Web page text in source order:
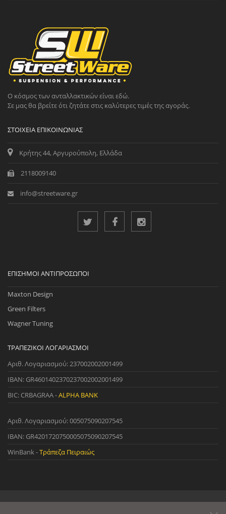
Ο κόσμος των ανταλλακτικών είναι εδώ.
Σε μας θα βρείτε ότι ζητάτε στις καλύτερες τιμές της αγοράς.
ΣΤΟΙΧΕΊΑ ΕΠΙΚΟΙΝΩΝΊΑΣ
Κρήτης 44, Αργυρούπολη, Ελλάδα
2118009140
info@streetware.gr
ΕΠΊΣΗΜΟΙ ΑΝΤΙΠΡΌΣΩΠΟΙ
Maxton Design
Green Filters
Wagner Tuning
ΤΡΑΠΕΖΙΚΟΊ ΛΟΓΑΡΙΑΣΜΟΊ
Αριθ. Λογαριασμού: 237002002001499
IBAN: GR4601402370237002002001499
BIC: CRBAGRAA -ALPHA BANK
Αριθ. Λογαριασμού: 005075090207545
IBAN: GR4201720750005075090207545
WinBank -Τράπεζα Πειραιώς
© 2022 StreetWare. All Rights Reserved. | Designed and Developedby